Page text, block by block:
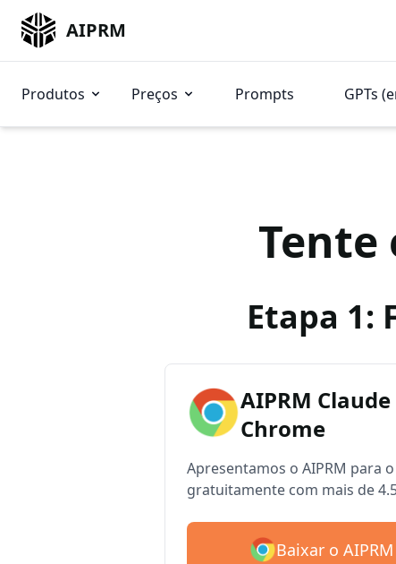
AIPRM
Produtos Preços Prompts GPTs
Tente
Etapa 1:
AIPRM
Chrome
Apresentamos o AIPRM para
gratuitamente com mais de
Baixar o